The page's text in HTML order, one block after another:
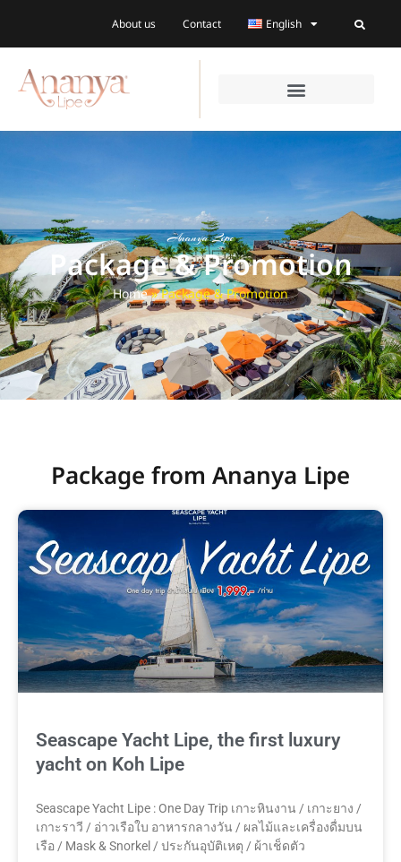
About us Contact English
Ananya Lipe
Package & Promotion
Home»Package & Promotion
Package from Ananya Lipe
Seascape Yacht Lipe, the first luxury
yacht on Koh Lipe
Seascape Yacht Lipe : One Day Trip เกาะหินงาน / เกาะยาง /
เกาะราวี / อ่าวเรือใบ อาหารกลางวัน / ผลไม้และเครื่องดื่มบน
เรือ / Mask & Snorkel / ประกันอุบัติเหตุ / ผ้าเช็ดตัว